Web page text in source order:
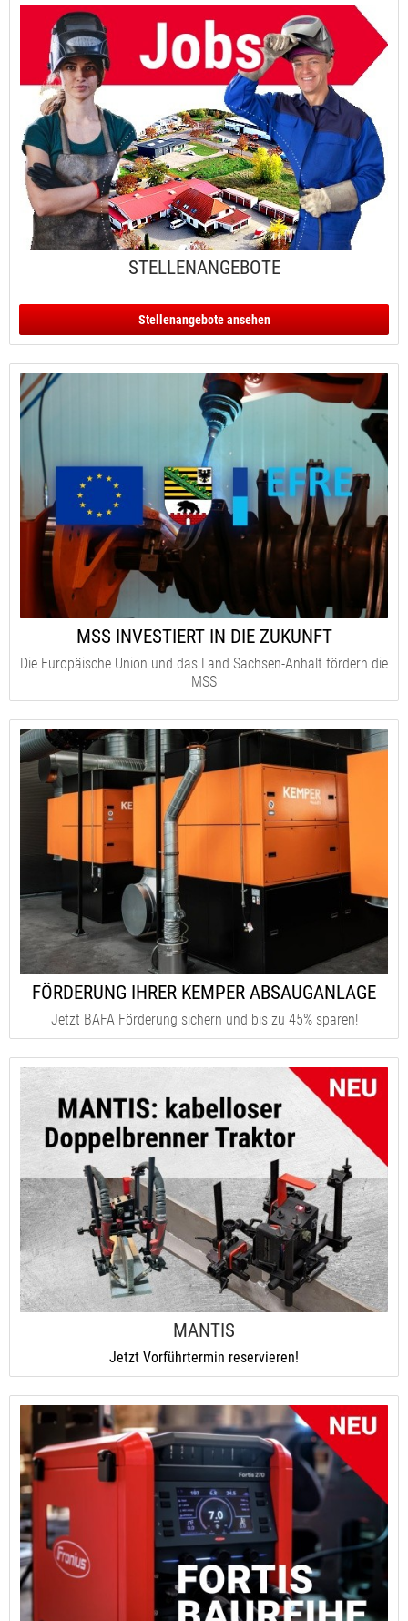
STELLENANGEBOTE
Stellenangebote ansehen
MSS INVESTIERT IN DIE ZUKUNFT
Die Europäische Union und das Land Sachsen-Anhalt fördern die
MSS
FÖRDERUNG IHRER KEMPER ABSAUGANLAGE
Jetzt BAFA Förderung sichern und bis zu 45% sparen!
MANTIS
Jetzt Vorführtermin reservieren!